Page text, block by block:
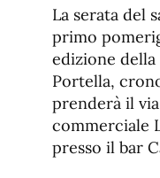
La serata del
primo
edizione
Portella,
prenderà il
commerciale
presso il bar